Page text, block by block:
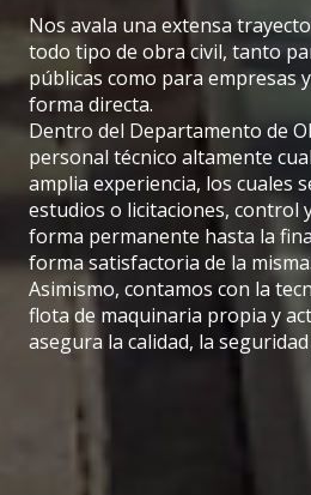
Nos avala una extensa
todo tipo de obra civil, tanto
públicas como para empresas
forma directa.
Dentro del Departamento de
personal técnico altamente
amplia experiencia, los cuales
estudios o licitaciones, control
forma permanente hasta la
forma satisfactoria de la misma.
Asimismo, contamos con la
flota de maquinaria propia y
asegura la calidad, la